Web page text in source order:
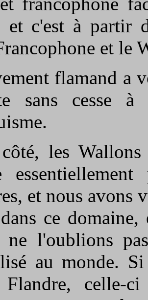
et c'est à partir
et le
flamand a
sans cesse à
les
et nous avons
ce
ne l'oublions
au monde.
celle-